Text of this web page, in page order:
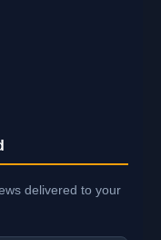
delivered to your